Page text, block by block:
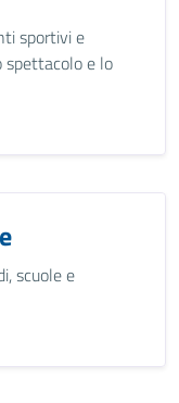
sportivi e
spettacolo e lo
scuole e